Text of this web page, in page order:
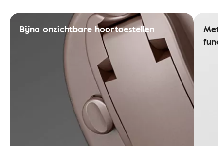
Bijna onzichtbare hoortoestellen